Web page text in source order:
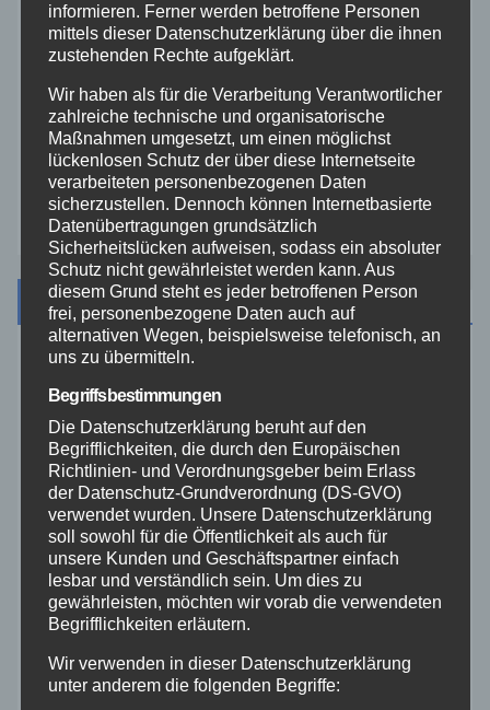
Veranstaltungen
Video
Westerwald
Zoll
Archiv
August 2026
Juli 2026
Juni 2026
Mai 2026
April 2026
März 2026
informieren. Ferner werden betroffene Personen
mittels dieser Datenschutzerklärung über die ihnen
zustehenden Rechte aufgeklärt.
Wir haben als für die Verarbeitung Verantwortlicher
zahlreiche technische und organisatorische
Maßnahmen umgesetzt, um einen möglichst
lückenlosen Schutz der über diese Internetseite
verarbeiteten personenbezogenen Daten
sicherzustellen. Dennoch können Internetbasierte
Datenübertragungen grundsätzlich
Sicherheitslücken aufweisen, sodass ein absoluter
Schutz nicht gewährleistet werden kann. Aus
diesem Grund steht es jeder betroffenen Person
frei, personenbezogene Daten auch auf
alternativen Wegen, beispielsweise telefonisch, an
uns zu übermitteln.
Begriffsbestimmungen
Die Datenschutzerklärung beruht auf den
Begrifflichkeiten, die durch den Europäischen
Richtlinien- und Verordnungsgeber beim Erlass
der Datenschutz-Grundverordnung (DS-GVO)
verwendet wurden. Unsere Datenschutzerklärung
soll sowohl für die Öffentlichkeit als auch für
unsere Kunden und Geschäftspartner einfach
lesbar und verständlich sein. Um dies zu
gewährleisten, möchten wir vorab die verwendeten
Begrifflichkeiten erläutern.
Wir verwenden in dieser Datenschutzerklärung
unter anderem die folgenden Begriffe: